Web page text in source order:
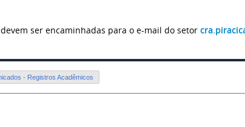
ser encaminhadas para o e-mail do setor
- Registros Acadêmicos